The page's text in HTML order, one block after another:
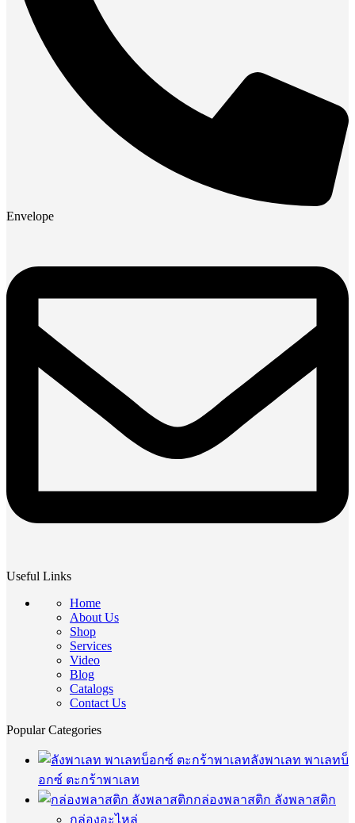
Envelope
Useful Links
Home
About Us
Shop
Services
Video
Blog
Catalogs
Contact Us
Popular Categories
ลังพาเลท พาเลทบ็
อกซ์ ตะกร้าพาเลท
กล่องพลาสติก ลังพลาสติก
กล่องอะไหล่